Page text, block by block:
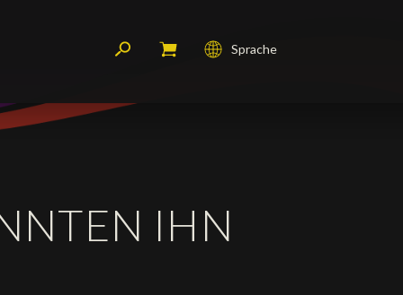
Sprache
IHN